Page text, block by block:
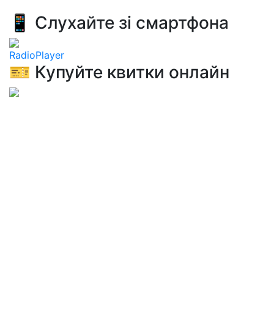
📱 Слухайте зі смартфона
RadioPlayer
🎫 Купуйте квитки онлайн